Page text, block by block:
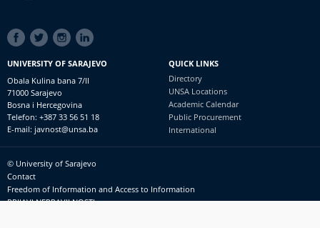
SOCIAL
LINKS
UNIVERSITY OF SARAJEVO
Obala Kulina bana 7/II
71000 Sarajevo
Bosna i Hercegovina
Telefon: +387 33 56 51 18
E-mail: javnost@unsa.ba
QUICK LINKS
Directory
UNSA Locations
Academic Calendar
Public Procurement
International
Footer
meni
© University of Sarajevo
Contact
Freedom of Information and Access to Information
PRIJAVI NEPRAVILNOSTI